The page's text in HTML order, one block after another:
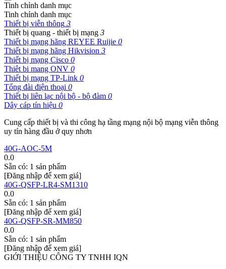
Tinh chỉnh danh mục
Tinh chỉnh danh mục
Thiết bị viễn thông 3
Thiết bị quang - thiết bị mạng 3
Thiết bị mạng hãng REYEE Ruijie 0
Thiết bị mạng hãng Hikvision 3
Thiết bị mạng Cisco 0
Thiêt bi mang ONV 0
Thiết bị mạng TP-Link 0
Tổng đài điện thoại 0
Thiết bị liên lạc nội bộ - bộ đàm 0
Dây cáp tín hiệu 0
Cung cấp thiết bị và thi công hạ tầng mạng nội bộ mạng viễn thông
uy tín hàng đầu ở quy nhơn
40G-AOC-5M
0.0
Sẵn có: 1 sản phẩm
[Đăng nhập để xem giá]
40G-QSFP-LR4-SM1310
0.0
Sẵn có: 1 sản phẩm
[Đăng nhập để xem giá]
40G-QSFP-SR-MM850
0.0
Sẵn có: 1 sản phẩm
[Đăng nhập để xem giá]
GIỚI THIỆU CÔNG TY TNHH IQN